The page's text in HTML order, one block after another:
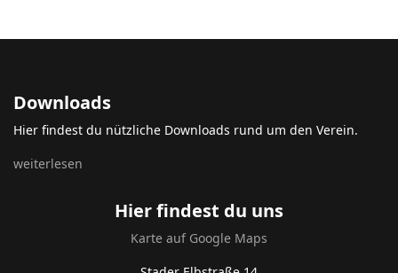
Downloads
Hier findest du nützliche Downloads rund um den Verein.
weiterlesen
Hier findest du uns
Karte auf Google Maps